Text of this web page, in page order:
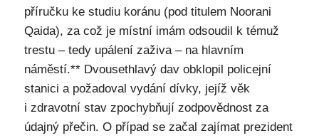
příručku ke studiu koránu (pod titulem Noorani
Qaida), za což je místní imám odsoudil k témuž
trestu – tedy upálení zaživa – na hlavním
náměstí.** Dvousethlavý dav obklopil policejní
stanici a požadoval vydání dívky, jejíž věk
i zdravotní stav zpochybňují zodpovědnost za
údajný přečin. O případ se začal zajímat prezident